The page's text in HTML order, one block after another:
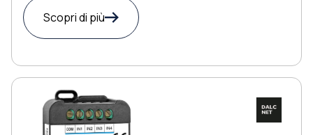
Scopri di più